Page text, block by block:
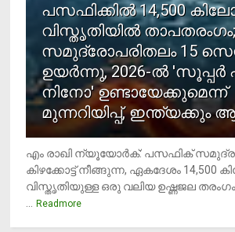
പസഫിക്കില്‍ 14,500
വിസ്തൃതിയില്‍
സമുദ്രോപരിതലം 15
ഉയര്‍ന്നു, 2026-ല്‍
നിനോ' ഉണ്ടായേക്കുമെന്ന്
മുന്നറിയിപ്പ്, ഇന്ത്യക്കും
എം രാഖി ന്യൂയോര്‍ക്: പസഫിക്
കിഴക്കോട്ട് നീങ്ങുന്ന, ഏകദേശം 14,500
വിസ്തൃതിയുള്ള ഒരു വലിയ ഉഷ്ണജല
... Readmore